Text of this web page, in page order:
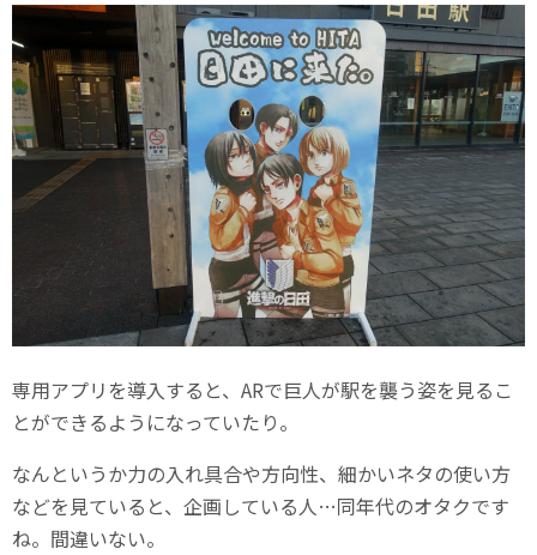
専用アプリを導入すると、ARで巨人が駅を襲う姿を見るこ
とができるようになっていたり。
なんというか力の入れ具合や方向性、細かいネタの使い方
などを見ていると、企画している人…同年代のオタクです
ね。間違いない。